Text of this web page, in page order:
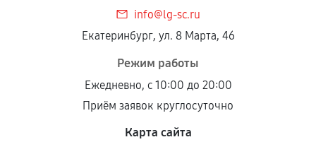
Установка была выполнена нашим сервисным
центром.
При этом гарантия на сами комплектующие
продавца. За качество сторонних деталей
сервисный центр ответственности не несет.
info@lg-sc.ru
Екатеринбург, ул. 8 Марта, 46
Режим работы
Ежедневно, с 10:00 до 20:00
Приём заявок круглосуточно
Карта сайта